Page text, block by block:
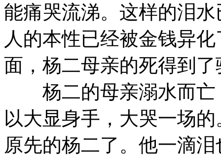
能痛哭流涕。这样的泪
人的本性已经被金钱异
面，杨二母亲的死得到了
杨二的母亲溺水而亡
以大显身手，大哭一场
原先的杨二了。他一滴